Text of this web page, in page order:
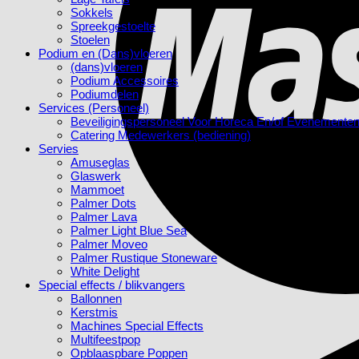
Sokkels
Spreekgestoelte
Stoelen
Podium en (Dans)vloeren
(dans)vloeren
Podium Accessoires
Podiumdelen
Services (Personeel)
Beveiligingspersoneel Voor Horeca En/of Evenementen
Catering Medewerkers (bediening)
Servies
Amuseglas
Glaswerk
Mammoet
Palmer Dots
Palmer Lava
Palmer Light Blue Sea
Palmer Moveo
Palmer Rustique Stoneware
White Delight
Special effects / blikvangers
Ballonnen
Kerstmis
Machines Special Effects
Multifeestpop
Opblaaspbare Poppen